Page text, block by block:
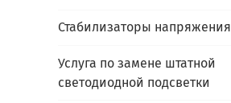
Стабилизаторы напряжения
Услуга по замене штатной
светодиодной подсветки